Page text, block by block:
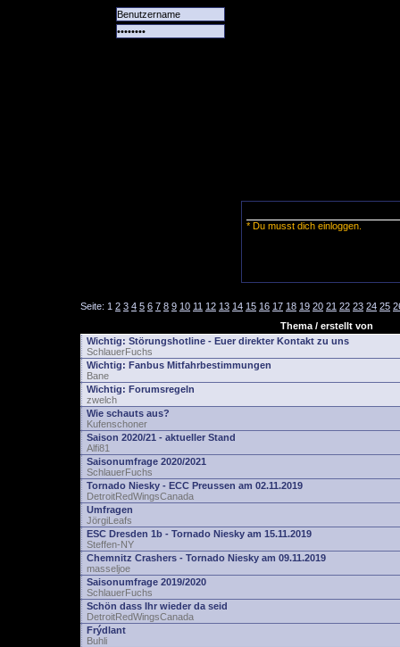
* Du musst dich einloggen.
Seite: 1 2 3 4 5 6 7 8 9 10 11 12 13 14 15 16 17 18 19 20 21 22 23 24 25
Thema / erstellt von
Wichtig: Störungshotline - Euer direkter Kontakt zu uns
SchlauerFuchs
Wichtig: Fanbus Mitfahrbestimmungen
Bane
Wichtig: Forumsregeln
zwelch
Wie schauts aus?
Kufenschoner
Saison 2020/21 - aktueller Stand
Alfi81
Saisonumfrage 2020/2021
SchlauerFuchs
Tornado Niesky - ECC Preussen am 02.11.2019
DetroitRedWingsCanada
Umfragen
JörgiLeafs
ESC Dresden 1b - Tornado Niesky am 15.11.2019
Steffen-NY
Chemnitz Crashers - Tornado Niesky am 09.11.2019
masseljoe
Saisonumfrage 2019/2020
SchlauerFuchs
Schön dass Ihr wieder da seid
DetroitRedWingsCanada
Frýdlant
Buhli